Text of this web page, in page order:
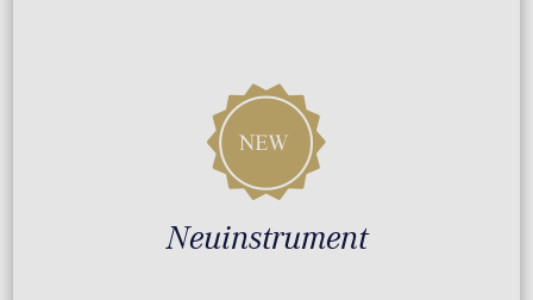
Neuinstrument